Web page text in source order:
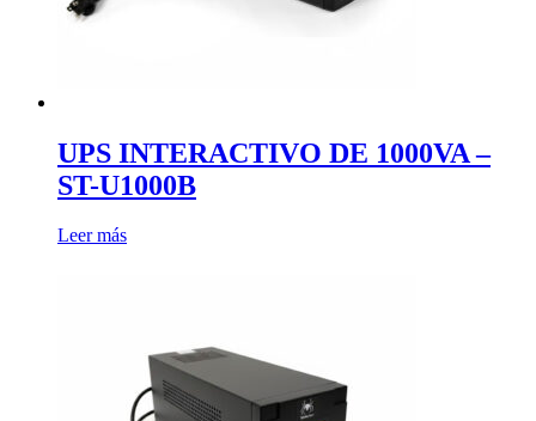
UPS INTERACTIVO DE 1000VA –
ST-U1000B
Leer más